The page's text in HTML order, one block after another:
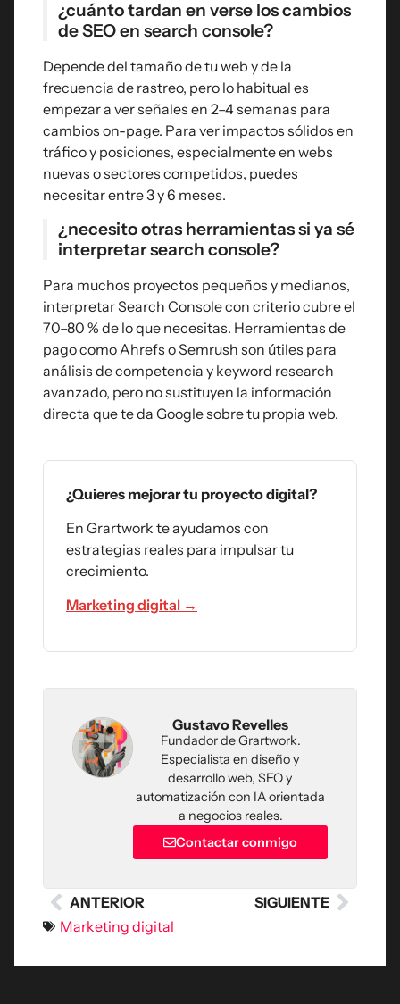
¿cuánto tardan en verse los cambios
de SEO en search console?
Depende del tamaño de tu web y de la
frecuencia de rastreo, pero lo habitual es
empezar a ver señales en 2–4 semanas para
cambios on-page. Para ver impactos sólidos en
tráfico y posiciones, especialmente en webs
nuevas o sectores competidos, puedes
necesitar entre 3 y 6 meses.
¿necesito otras herramientas si ya sé
interpretar search console?
Para muchos proyectos pequeños y medianos,
interpretar Search Console con criterio cubre el
70–80 % de lo que necesitas. Herramientas de
pago como Ahrefs o Semrush son útiles para
análisis de competencia y keyword research
avanzado, pero no sustituyen la información
directa que te da Google sobre tu propia web.
¿Quieres mejorar tu proyecto digital?
En Grartwork te ayudamos con
estrategias reales para impulsar tu
crecimiento.
Marketing digital →
Gustavo Revelles
Fundador de Grartwork.
Especialista en diseño y
desarrollo web, SEO y
automatización con IA orientada
a negocios reales.
Contactar conmigo
ANTERIOR
SIGUIENTE
Marketing digital